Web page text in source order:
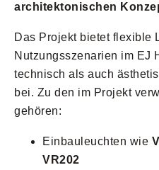
architektonischen
Das Projekt bietet flexible
Nutzungsszenarien im EJ
technisch als auch
bei. Zu den im Projekt
gehören:
Einbauleuchten wie
VR202